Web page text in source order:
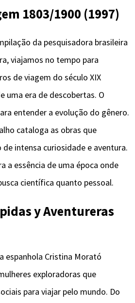
1803/1900 (1997)
da pesquisadora brasileira
viajamos no tempo para
de viagem do século XIX
uma era de descobertas. O
entender a evolução do gênero.
cataloga as obras que
intensa curiosidade e aventura.
a essência de uma época onde
científica quanto pessoal.
y Aventureras
espanhola Cristina Morató
exploradoras que
para viajar pelo mundo. Do